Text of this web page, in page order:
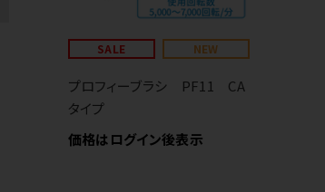
SALE NEW
プロフィーブラシ PF11 CA
タイプ
価格はログイン後表示